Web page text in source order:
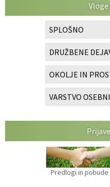
SPLOŠNO
DRUŽBENE
OKOLJE IN
VARSTVO
Predlogi in pobude